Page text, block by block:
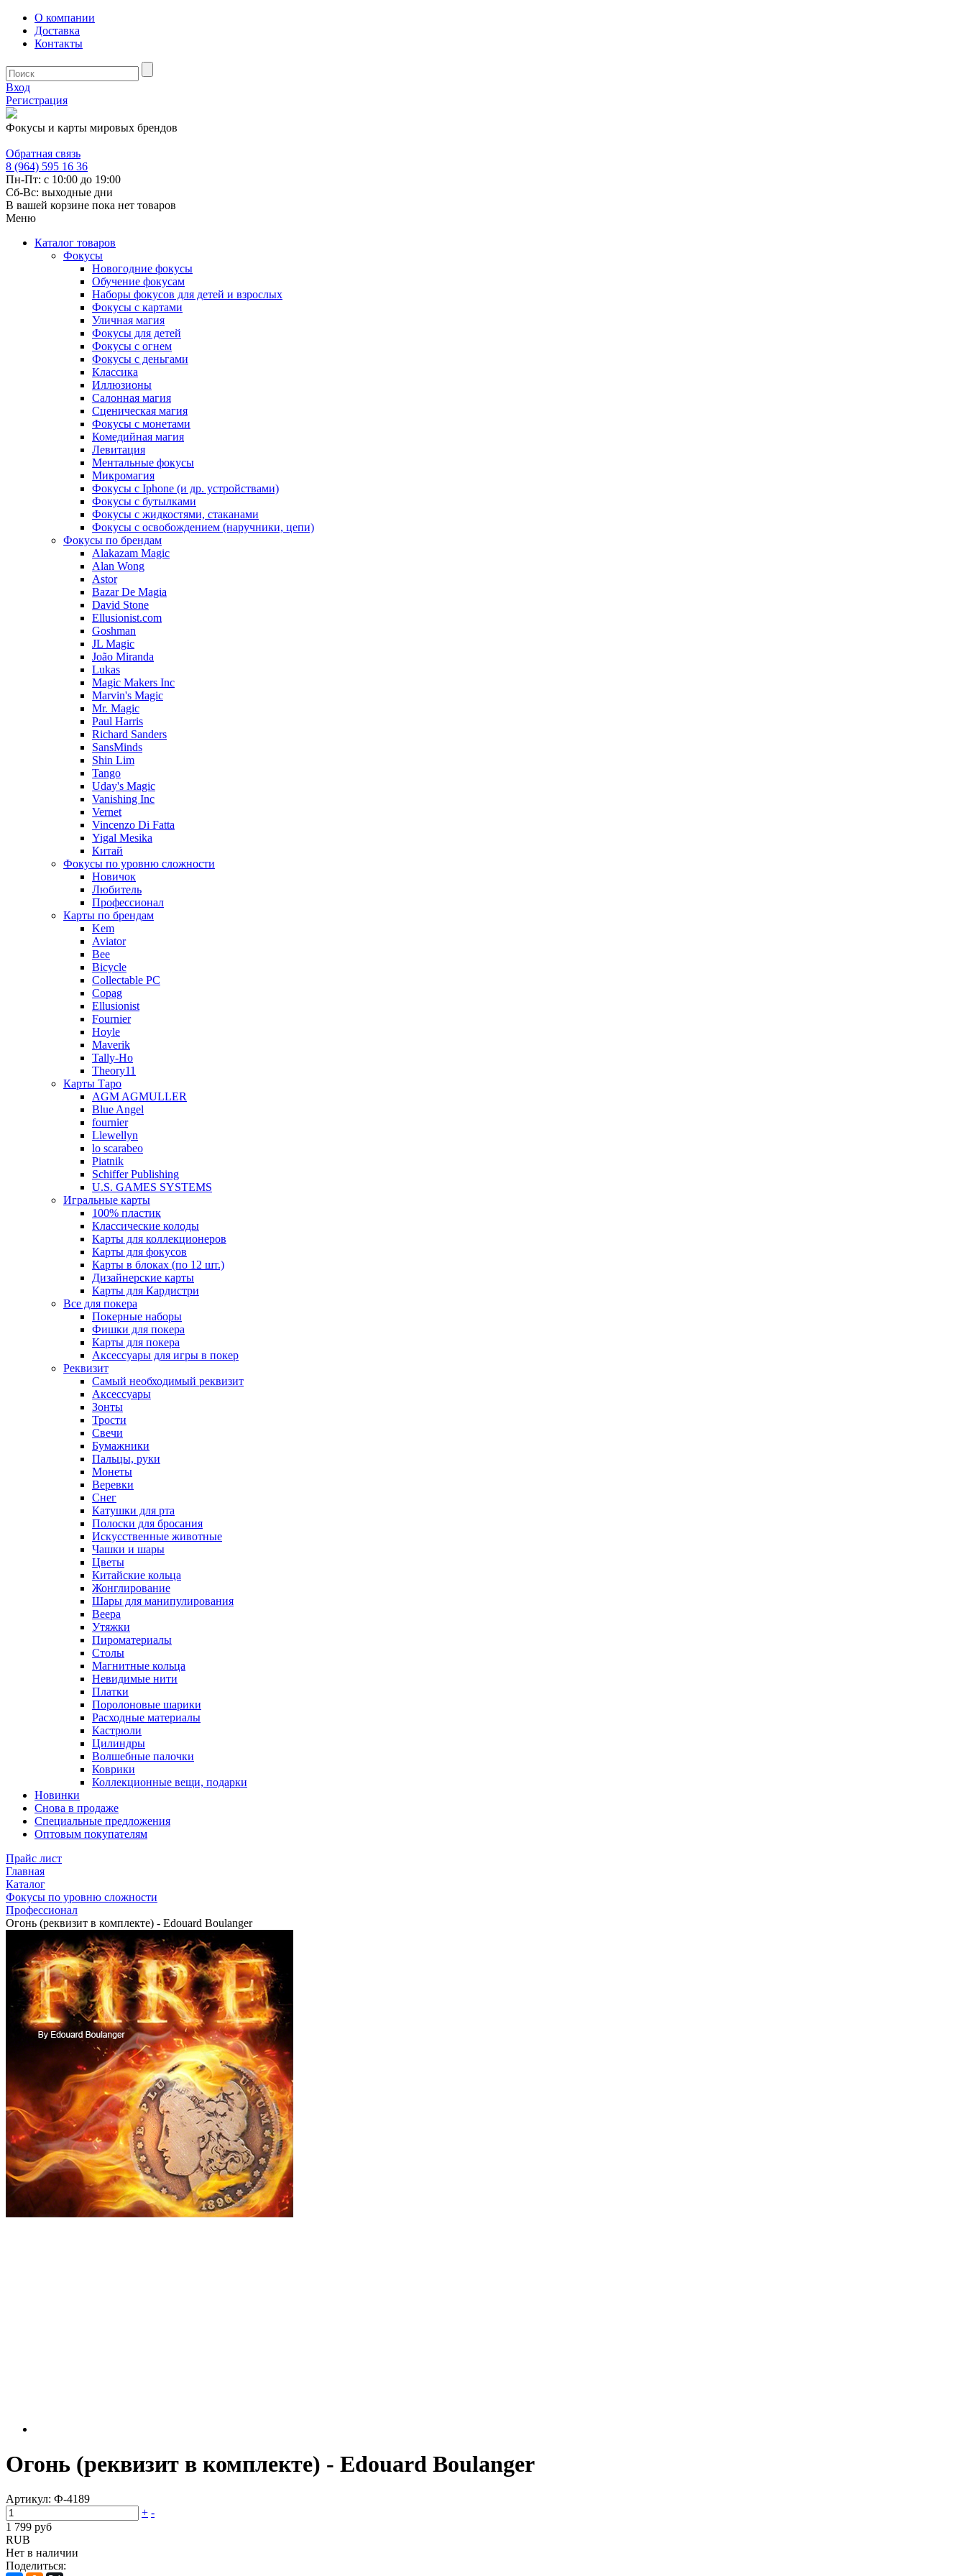
О компании
Доставка
Контакты
Вход
Регистрация
Фокусы и карты мировых брендов
Обратная связь
8 (964) 595 16 36
Пн-Пт: с 10:00 до 19:00
Сб-Вс: выходные дни
В вашей корзине пока нет товаров
Меню
Каталог товаров
Фокусы
Новогодние фокусы
Обучение фокусам
Наборы фокусов для детей и взрослых
Фокусы с картами
Уличная магия
Фокусы для детей
Фокусы с огнем
Фокусы с деньгами
Классика
Иллюзионы
Салонная магия
Сценическая магия
Фокусы с монетами
Комедийная магия
Левитация
Ментальные фокусы
Микромагия
Фокусы с Iphone (и др. устройствами)
Фокусы с бутылками
Фокусы с жидкостями, стаканами
Фокусы с освобождением (наручники, цепи)
Фокусы по брендам
Alakazam Magic
Alan Wong
Astor
Bazar De Magia
David Stone
Ellusionist.com
Goshman
JL Magic
João Miranda
Lukas
Magic Makers Inc
Marvin's Magic
Mr. Magic
Paul Harris
Richard Sanders
SansMinds
Shin Lim
Tango
Uday's Magic
Vanishing Inc
Vernet
Vincenzo Di Fatta
Yigal Mesika
Китай
Фокусы по уровню сложности
Новичок
Любитель
Профессионал
Карты по брендам
Kem
Aviator
Bee
Bicycle
Collectable PC
Copag
Ellusionist
Fournier
Hoyle
Maverik
Tally-Ho
Theory11
Карты Таро
AGM AGMULLER
Blue Angel
fournier
Llewellyn
lo scarabeo
Piatnik
Schiffer Publishing
U.S. GAMES SYSTEMS
Игральные карты
100% пластик
Классические колоды
Карты для коллекционеров
Карты для фокусов
Карты в блоках (по 12 шт.)
Дизайнерские карты
Карты для Кардистри
Все для покера
Покерные наборы
Фишки для покера
Карты для покера
Аксессуары для игры в покер
Реквизит
Самый необходимый реквизит
Аксессуары
Зонты
Трости
Свечи
Бумажники
Пальцы, руки
Монеты
Веревки
Снег
Катушки для рта
Полоски для бросания
Искусственные животные
Чашки и шары
Цветы
Китайские кольца
Жонглирование
Шары для манипулирования
Веера
Утяжки
Пироматериалы
Столы
Магнитные кольца
Невидимые нити
Платки
Поролоновые шарики
Расходные материалы
Кастрюли
Цилиндры
Волшебные палочки
Коврики
Коллекционные вещи, подарки
Новинки
Снова в продаже
Специальные предложения
Оптовым покупателям
Прайс лист
Главная
Каталог
Фокусы по уровню сложности
Профессионал
Огонь (реквизит в комплекте) - Edouard Boulanger
Огонь (реквизит в комплекте) - Edouard Boulanger
Артикул: Ф-4189
+ -
1 799 руб
RUB
Нет в наличии
Поделиться: